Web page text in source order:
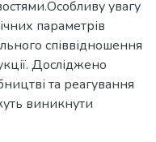
увагу
параметрів
співвідношення
Досліджено
та реагування
виникнути